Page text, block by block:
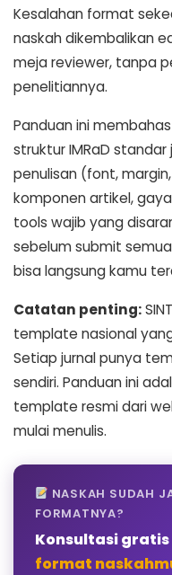
Kesalahan format
naskah dikembalikan
meja reviewer, tanpa
penelitiannya.
Panduan ini
struktur IMRaD standar
penulisan (font,
komponen artikel,
tools wajib yang
sebelum submit
bisa langsung kamu
Catatan penting:
template nasional
Setiap jurnal punya
sendiri. Panduan ini
template resmi dari
mulai menulis.
NASKAH SUDAH
FORMATNYA?
Konsultasi
format